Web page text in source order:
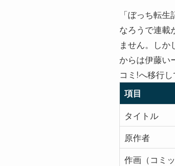
「ぼっち転
なろうで連載
ません。しか
からは伊藤い
コミ!へ移行し
項目
タイトル
原作者
作画（コミッ